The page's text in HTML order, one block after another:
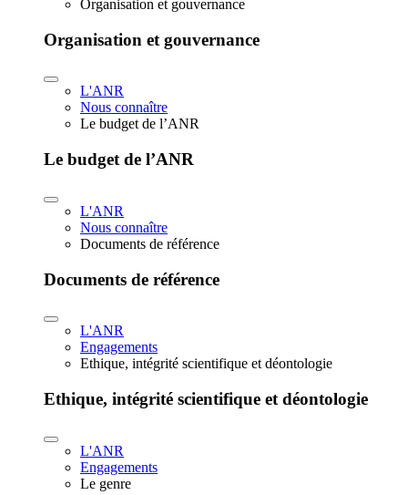
Organisation et gouvernance
Organisation et gouvernance
L'ANR
Nous connaître
Le budget de l’ANR
Le budget de l’ANR
L'ANR
Nous connaître
Documents de référence
Documents de référence
L'ANR
Engagements
Ethique, intégrité scientifique et déontologie
Ethique, intégrité scientifique et déontologie
L'ANR
Engagements
Le genre